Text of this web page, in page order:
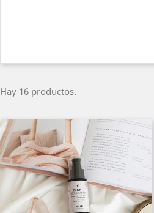
Hay 16 productos.